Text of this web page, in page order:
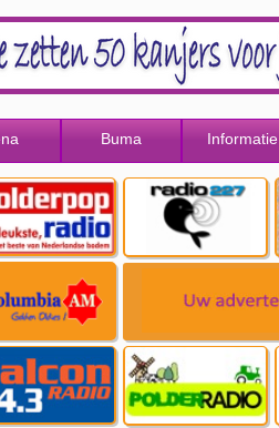
Buma Informatie